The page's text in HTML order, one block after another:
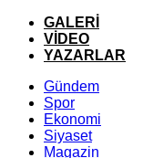
GALERİ
VİDEO
YAZARLAR
Gündem
Spor
Ekonomi
Siyaset
Magazin